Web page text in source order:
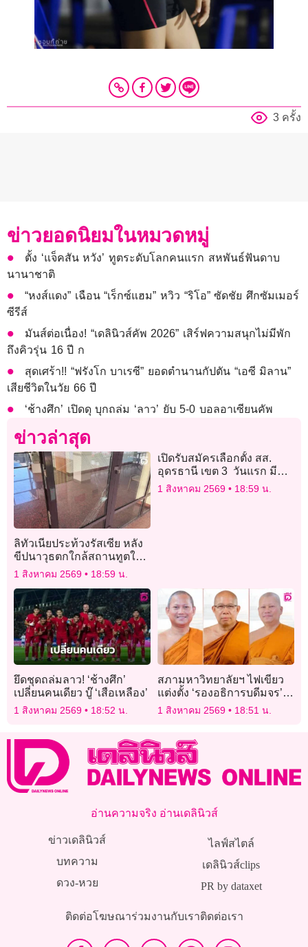
3 ครั้ง
ข่าวยอดนิยมในหมวดหมู่
ตั้ง ‘แจ็คสัน หวัง’ ทูตระดับโลกคนแรก สหพันธ์ฟันดาบ
นานาชาติ
“หงส์แดง” เฉือน “เร็กซ์แฮม” หวิว “ริโอ” ซัดชัย ศึกซัมเมอร์
ซีรีส์
มันส์ต่อเนื่อง! “เดลินิวส์คัพ 2026” เสิร์ฟความสนุกไม่มีพัก
ถึงคิวรุ่น 16 ปี ก
สุดเศร้า!! “ฟรังโก บาเรซี” ยอดตำนานกัปตัน “เอซี มิลาน”
เสียชีวิตในวัย 66 ปี
‘ช้างศึก’ เปิดดุ บุกถล่ม ‘ลาว’ ยับ 5-0 บอลอาเซียนคัพ
ข่าวล่าสุด
ลิทัวเนียประท้วงรัสเซีย หลัง
ขีปนาวุธตกใกล้สถานทูตใน
กรุงเคียฟ
1 สิงหาคม 2569 18:59 น.
เปิดรับสมัครเลือกตั้ง สส.
อุดรธานี เขต 3 วันแรก มี
สมัครเพียง 2คน
1 สิงหาคม 2569 18:59 น.
ยึดชุดถล่มลาว! ‘ช้างศึก’
เปลี่ยนคนเดียว บู๊ ‘เสือเหลือง’
1 สิงหาคม 2569 18:52 น.
สภามหาวิทยาลัยฯ ไฟเขียว
แต่งตั้ง ‘รองอธิการบดีมจร’
ส่วนกลาง-ประจำวิทยาเขต
1 สิงหาคม 2569 18:51 น.
อ่านความจริง อ่านเดลินิวส์
ข่าวเดลินิวส์
บทความ
ดวง-หวย
ไลฟ์สไตล์
เดลินิวส์clips
PR by dataxet
ติดต่อโฆษณาร่วมงานกับเราติดต่อเรา